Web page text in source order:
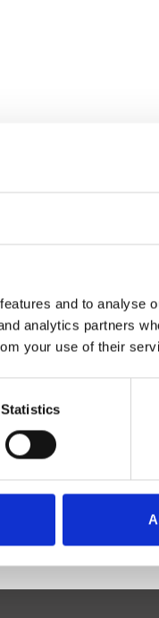
and to analyse
analytics partners
your use of their
Statistics